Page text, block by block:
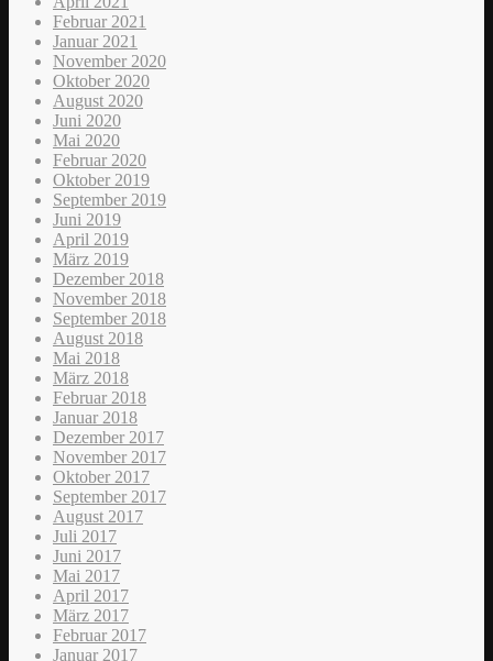
Februar 2021
Januar 2021
November 2020
Oktober 2020
August 2020
Juni 2020
Mai 2020
Februar 2020
Oktober 2019
September 2019
Juni 2019
April 2019
März 2019
Dezember 2018
November 2018
September 2018
August 2018
Mai 2018
März 2018
Februar 2018
Januar 2018
Dezember 2017
November 2017
Oktober 2017
September 2017
August 2017
Juli 2017
Juni 2017
Mai 2017
April 2017
März 2017
Februar 2017
Januar 2017